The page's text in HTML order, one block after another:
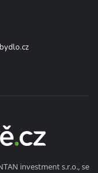
investment s.r.o., se